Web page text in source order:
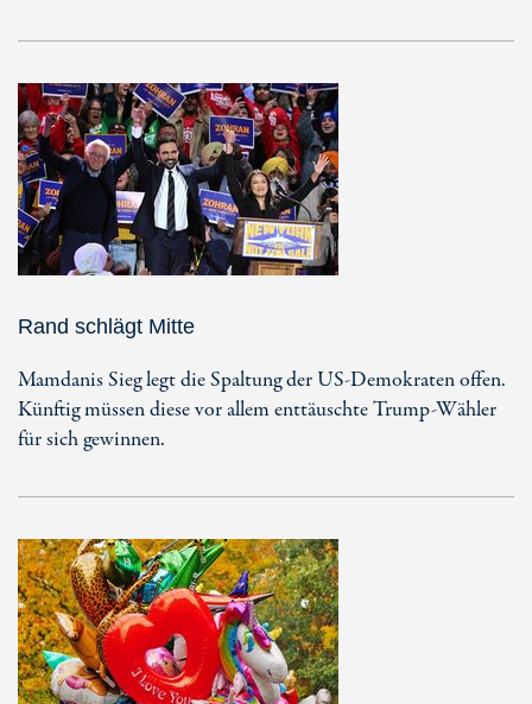
Rand schlägt Mitte
Mamdanis Sieg legt die Spaltung der US-Demokraten offen.
Künftig müssen diese vor allem enttäuschte Trump-Wähler
für sich gewinnen.